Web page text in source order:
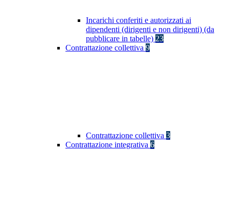
Incarichi conferiti e autorizzati ai
dipendenti (dirigenti e non dirigenti) (da
pubblicare in tabelle) 23
Contrattazione collettiva 9
Contrattazione collettiva 3
Contrattazione integrativa 6